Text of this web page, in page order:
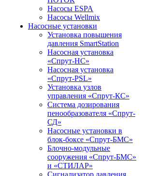
Насосы ESPA
Насосы Wellmix
Насосные установки
Установка повышения
давления SmartStation
Насосная установка
«Спрут-НС»
Насосная установка
«Спрут-PSL»
Установка узлов
управления «Спрут-КС»
Система дозирования
пенообразователя «Спрут-
СД»
Насосные установки в
блок-боксе «Спрут-БМС»
Блочно-модульные
сооружения «Спрут-БМС»
и «СТИЛАР»
Сигнализатор давления